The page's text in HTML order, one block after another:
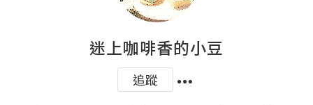
迷上咖啡香的小豆
追蹤